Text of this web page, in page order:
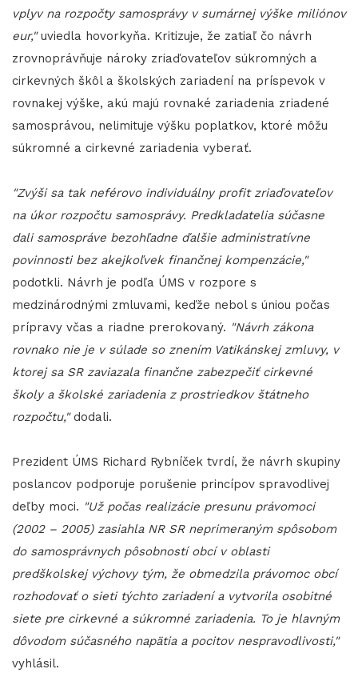
vplyv na rozpočty samosprávy v sumárnej výške miliónov
eur,"uviedla hovorkyňa. Kritizuje, že zatiaľ čo návrh
zrovnoprávňuje nároky zriaďovateľov súkromných a
cirkevných škôl a školských zariadení na príspevok v
rovnakej výške, akú majú rovnaké zariadenia zriadené
samosprávou, nelimituje výšku poplatkov, ktoré môžu
súkromné a cirkevné zariadenia vyberať.
"Zvýši sa tak neférovo individuálny profit zriaďovateľov
na úkor rozpočtu samosprávy. Predkladatelia súčasne
dali samospráve bezohľadne ďalšie administratívne
povinnosti bez akejkoľvek finančnej kompenzácie,"
podotkli. Návrh je podľa ÚMS v rozpore s
medzinárodnými zmluvami, keďže nebol s úniou počas
prípravy včas a riadne prerokovaný. "Návrh zákona
rovnako nie je v súlade so znením Vatikánskej zmluvy, v
ktorej sa SR zaviazala finančne zabezpečiť cirkevné
školy a školské zariadenia z prostriedkov štátneho
rozpočtu,"dodali.
Prezident ÚMS Richard Rybníček tvrdí, že návrh skupiny
poslancov podporuje porušenie princípov spravodlivej
deľby moci. "Už počas realizácie presunu právomoci
(2002 – 2005) zasiahla NR SR neprimeraným spôsobom
do samosprávnych pôsobností obcí v oblasti
predškolskej výchovy tým, že obmedzila právomoc obcí
rozhodovať o sieti týchto zariadení a vytvorila osobitné
siete pre cirkevné a súkromné zariadenia. To je hlavným
dôvodom súčasného napätia a pocitov nespravodlivosti,"
vyhlásil.